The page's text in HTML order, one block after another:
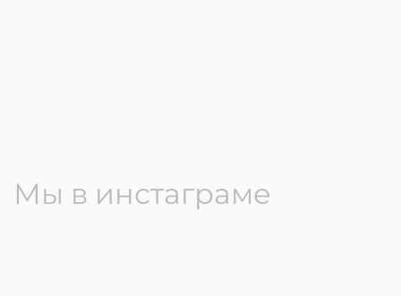
Мы в инстаграме